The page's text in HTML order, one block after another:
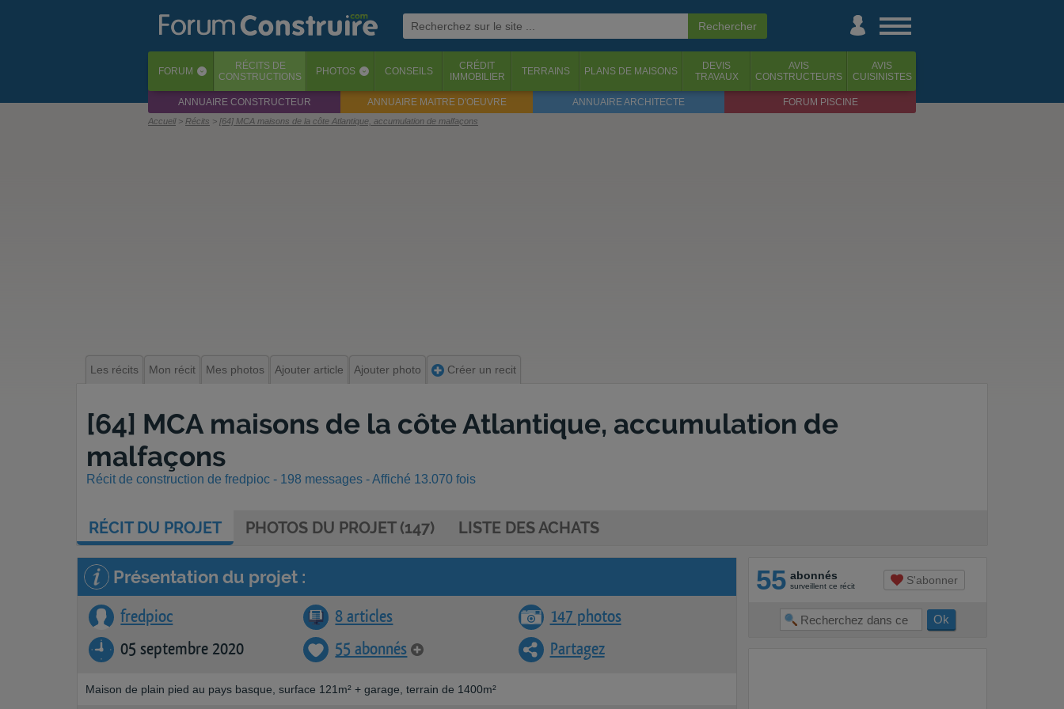
FORUM ‹ RÉCITS DE
CONSTRUCTIONS
PHOTOS ‹ CONSEILS
CRÉDIT
IMMOBILIER
TERRAINS PLANS DE MAISONS
DEVIS
TRAVAUX
AVIS
CONSTRUCTEURS
AVIS
CUISINISTES
ANNUAIRE CONSTRUCTEUR ANNUAIRE MAITRE D'OEUVRE ANNUAIRE ARCHITECTE FORUM PISCINE
Accueil Récits [64] MCA maisons de la côte Atlantique, accumulation de malfaçons
Les récits Mon récit Mes photos Ajouter article Ajouter photo Créer un recit
[64] MCA maisons de la côte Atlantique, accumulation de
malfaçons
Récit de construction de fredpioc - 198 messages - Affiché 13.070 fois
RÉCITDU PROJET PHOTOS DU PROJET (147) LISTE DES ACHATS
Présentation du projet :
fredpioc 8 articles
147 photos
05 septembre 2020
55 abonnés Partagez
Maison de plain pied au pays basque, surface 121m² + garage, terrain de 1400m²
55 abonnés
surveillent ce récit S'abonner